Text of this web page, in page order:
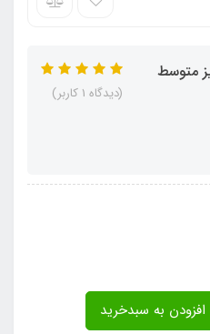
متوسط
(دیدگاه 1 کاربر)